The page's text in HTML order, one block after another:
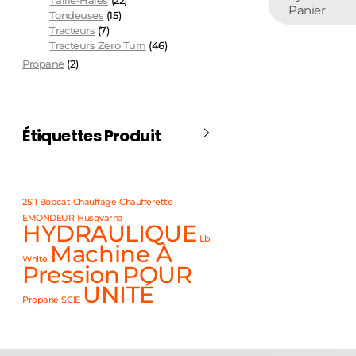
Panier
Tondeuses (15)
Tracteurs (7)
Tracteurs Zero Turn (46)
Propane (2)
Étiquettes Produit
2511 Bobcat Chauffage Chaufferette
EMONDEUR Husqvarna
HYDRAULIQUE Lb
White Machine À
Pression POUR
Propane SCIE UNITÉ